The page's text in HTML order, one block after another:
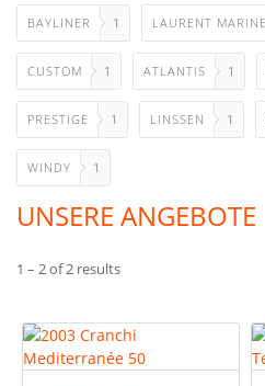
BAYLINER 1 LAURENT MARINE
CUSTOM 1 ATLANTIS 1
PRESTIGE 1 LINSSEN 1
WINDY 1
UNSERE ANGEBOTE
1 – 2 of 2 results